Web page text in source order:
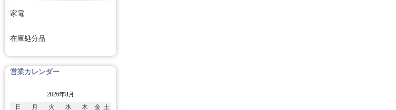
家電
在庫処分品
営業カレンダー
2026年8月
日
月 火 水 木 金 土